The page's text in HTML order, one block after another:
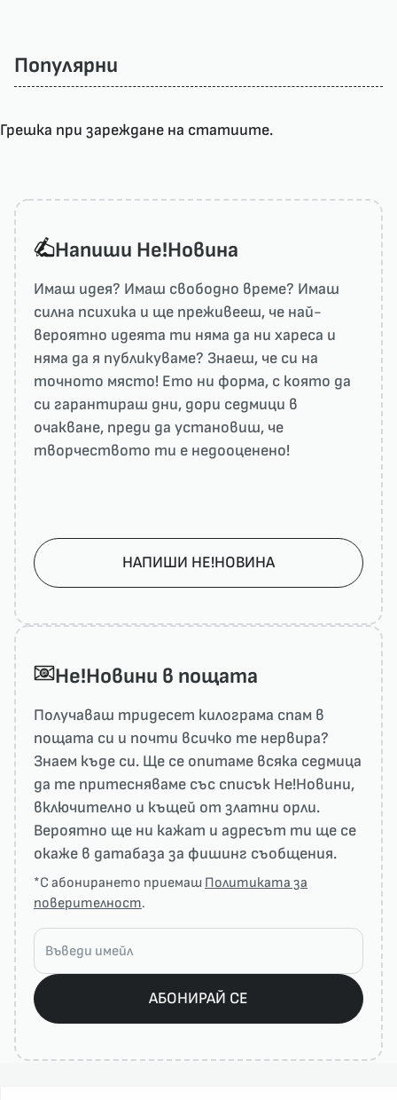
Популярни
Грешка при зареждане на статиите.
Напиши He!Новина
Имаш идея? Имаш свободно време? Имаш
силна психика и ще преживееш, че най-
вероятно идеята ти няма да ни харесa и
няма да я публикуваме? Знаеш, че си на
точното място! Ето ни форма, с която да
си гарантираш дни, дори седмици в
очакване, преди да установиш, че
творчеството ти е недооценено!
НАПИШИ НЕ!НОВИНА
He!Новини в пощата
Получаваш тридесет килограма спам в
пощата си и почти всичко те нервира?
Знаем къде си. Ще се опитаме всяка седмица
да те притесняваме със списък He!Новини,
включително и къщей от златни орли.
Вероятно ще ни кажат и адресът ти ще се
окаже в датабаза за фишинг съобщения.
*С абонирането приемаш Политиката за
поверителност.
АБОНИРАЙ СЕ